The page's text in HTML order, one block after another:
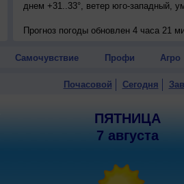
днем +31..33°, ветер юго-западный,
Прогноз погоды обновлен 4 часа 21
Самочувствие Профи Агро
Почасовой Сегодня
ПЯТНИЦА
7 августа